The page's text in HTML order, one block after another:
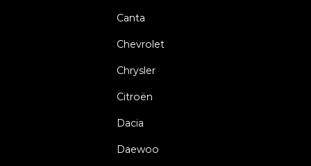
Canta
Chevrolet
Chrysler
Citroën
Dacia
Daewoo